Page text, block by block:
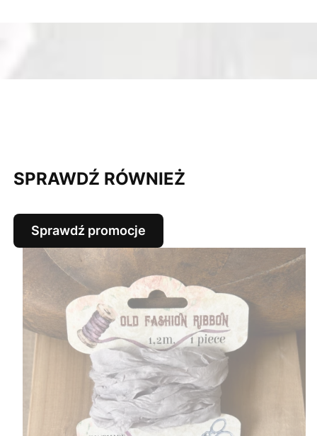
SPRAWDŹ RÓWNIEŻ
Sprawdź promocje